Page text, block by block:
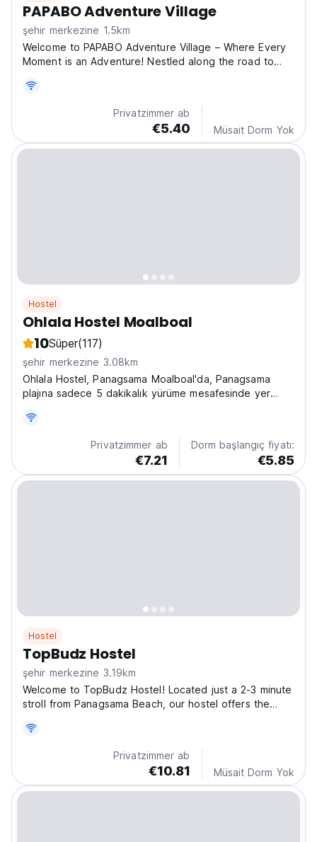
PAPABO Adventure Village
şehir merkezine 1.5km
Welcome to PAPABO Adventure Village – Where Every
Moment is an Adventure! Nestled along the road to
blend of comfort, entertainment, and adventure for
travelers of all kinds. Whether you're looking for a
Privatzimmer ab
€5.40 Müsait Dorm Yok
Hostel
Ohlala Hostel Moalboal
10Süper(117)
şehir merkezine 3.08km
Ohlala Hostel, Panagsama Moalboal'da, Panagsama
plajına sadece 5 dakikalık yürüme mesafesinde yer
Privatzimmer ab
€7.21
Dorm başlangıç fiyatı:
€5.85
Hostel
TopBudz Hostel
şehir merkezine 3.19km
Welcome to TopBudz Hostel! Located just a 2-3 minute
stroll from Panagsama Beach, our hostel offers the
yourself snorkeling and swimming with turtles and
sardines in the crystal-clear waters, just steps...
Privatzimmer ab
€10.81 Müsait Dorm Yok